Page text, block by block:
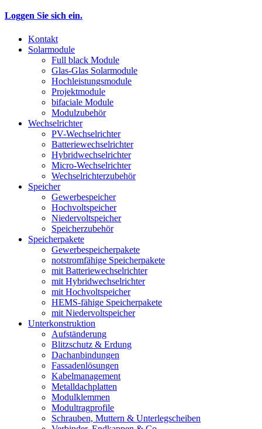
Loggen Sie sich ein.
Kontakt
Solarmodule
Full black Module
Glas-Glas Solarmodule
Hochleistungsmodule
Projektmodule
bifaciale Module
Modulzubehör
Wechselrichter
PV-Wechselrichter
Batteriewechselrichter
Hybridwechselrichter
Micro-Wechselrichter
Wechselrichterzubehör
Speicher
Gewerbespeicher
Hochvoltspeicher
Niedervoltspeicher
Speicherzubehör
Speicherpakete
Gewerbespeicherpakete
notstromfähige Speicherpakete
mit Batteriewechselrichter
mit Hybridwechselrichter
mit Hochvoltspeicher
HEMS-fähige Speicherpakete
mit Niedervoltspeicher
Unterkonstruktion
Aufständerung
Blitzschutz & Erdung
Dachanbindungen
Fassadenlösungen
Kabelmanagement
Metalldachplatten
Modulklemmen
Modultragprofile
Schrauben, Muttern & Unterlegscheiben